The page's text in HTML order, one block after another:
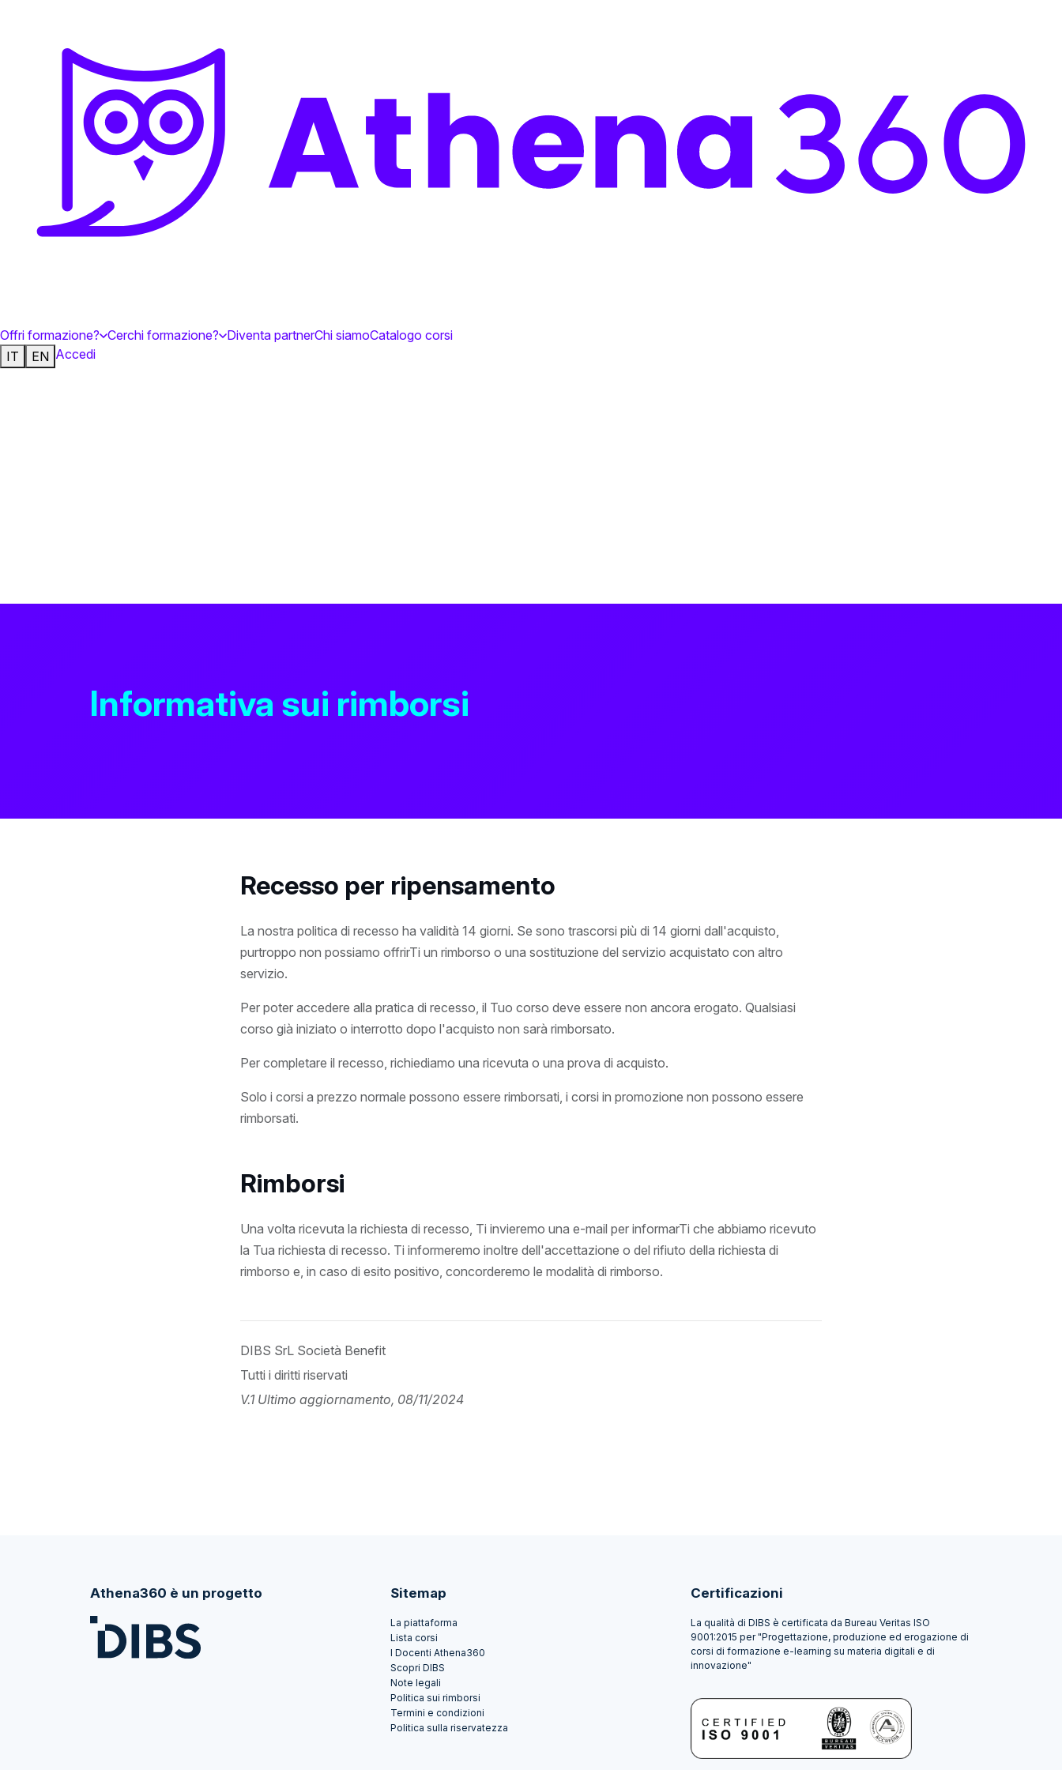
Offri formazione? Cerchi formazione? Diventa partnerChi siamoCatalogo corsi
IT
EN Accedi
Informativa sui rimborsi
Recesso per ripensamento
La nostra politica di recesso ha validità 14 giorni. Se sono trascorsi più di 14 giorni dall'acquisto,
purtroppo non possiamo offrirTi un rimborso o una sostituzione del servizio acquistato con altro
servizio.
Per poter accedere alla pratica di recesso, il Tuo corso deve essere non ancora erogato. Qualsiasi
corso già iniziato o interrotto dopo l'acquisto non sarà rimborsato.
Per completare il recesso, richiediamo una ricevuta o una prova di acquisto.
Solo i corsi a prezzo normale possono essere rimborsati, i corsi in promozione non possono essere
rimborsati.
Rimborsi
Una volta ricevuta la richiesta di recesso, Ti invieremo una e-mail per informarTi che abbiamo ricevuto
la Tua richiesta di recesso. Ti informeremo inoltre dell'accettazione o del rifiuto della richiesta di
rimborso e, in caso di esito positivo, concorderemo le modalità di rimborso.
DIBS SrL Società Benefit
Tutti i diritti riservati
V.1 Ultimo aggiornamento, 08/11/2024
Athena360 è un progetto Sitemap
La piattaforma
Lista corsi
I Docenti Athena360
Scopri DIBS
Note legali
Politica sui rimborsi
Termini e condizioni
Politica sulla riservatezza
Certificazioni
La qualità di DIBS è certificata da Bureau Veritas ISO
9001:2015 per "Progettazione, produzione ed erogazione di
corsi di formazione e-learning su materia digitali e di
innovazione"